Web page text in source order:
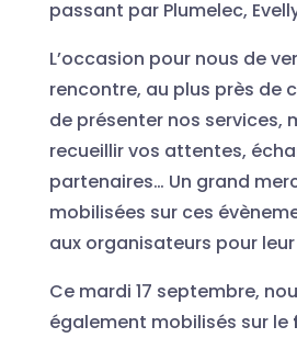
passant par Plumelec,
L’occasion pour nous de
rencontre, au plus près de
de présenter nos services,
recueillir vos attentes,
partenaires… Un grand
mobilisées sur ces
aux organisateurs pour
Ce mardi 17 septembre,
également mobilisés sur le